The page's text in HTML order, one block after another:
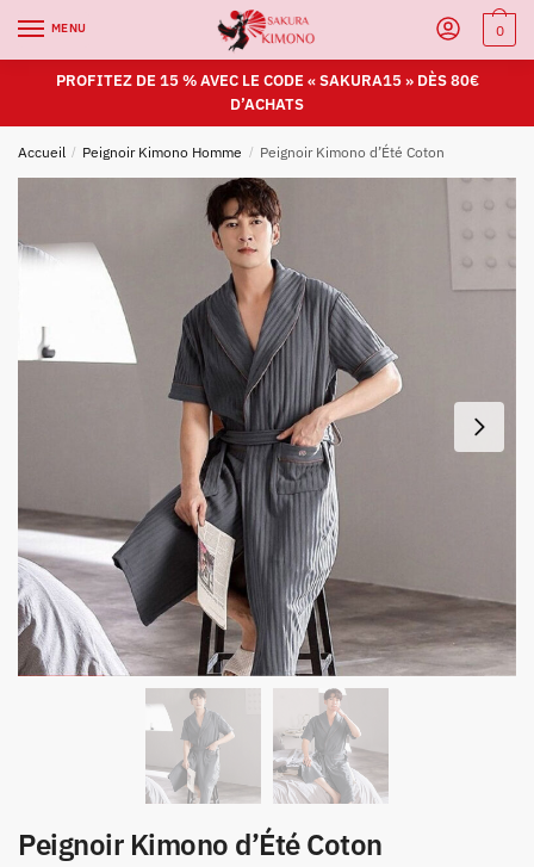
MENU 0
PROFITEZ DE 15 % AVEC LE CODE « SAKURA15 » DÈS 80€
D’ACHATS
Accueil / Peignoir Kimono Homme / Peignoir Kimono d’Été Coton
Peignoir Kimono d’Été Coton